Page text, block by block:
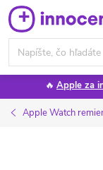
Prejsť
na
obsah
🔥 Apple za
Apple Watch